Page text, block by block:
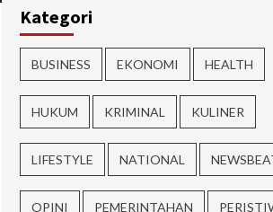
Kategori
BUSINESS EKONOMI HEALTH
HUKUM KRIMINAL KULINER
LIFESTYLE NATIONAL
OPINI PEMERINTAHAN